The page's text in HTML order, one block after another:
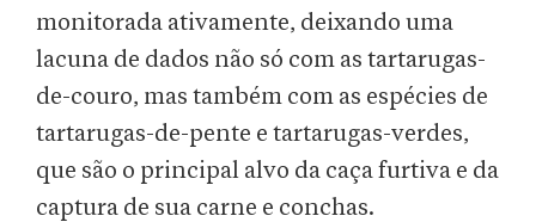
monitorada ativamente, deixando uma
lacuna de dados não só com as tartarugas-
de-couro, mas também com as espécies de
tartarugas-de-pente e tartarugas-verdes,
que são o principal alvo da caça furtiva e da
captura de sua carne e conchas.